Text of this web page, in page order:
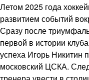
Летом 2025 года
развитием событий
Сразу после
первой в истории
успеха Игорь Никитин
московский ЦСКА.